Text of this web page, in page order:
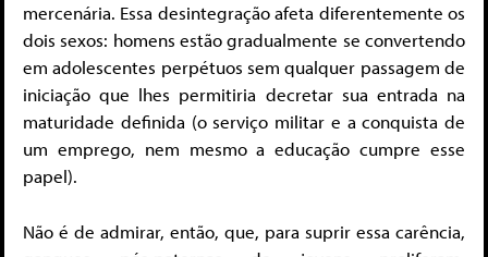
mercenária. Essa desintegração afeta diferentemente os
dois sexos: homens estão gradualmente se convertendo
em adolescentes perpétuos sem qualquer passagem de
iniciação que lhes permitiria decretar sua entrada na
maturidade definida (o serviço militar e a conquista de
um emprego, nem mesmo a educação cumpre esse
papel).
Não é de admirar, então, que, para suprir essa carência,